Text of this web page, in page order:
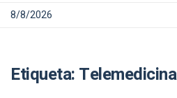
8/8/2026
Etiqueta: Telemedicina